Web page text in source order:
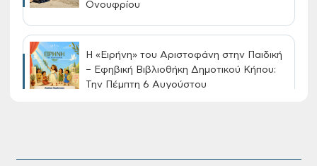
Ονουφρίου
Η «Ειρήνη» του Αριστοφάνη στην Παιδική
– Εφηβική Βιβλιοθήκη Δημοτικού Κήπου:
Την Πέμπτη 6 Αυγούστου
Πλαστήρα της Δ.Κ. Τσικαλαριών